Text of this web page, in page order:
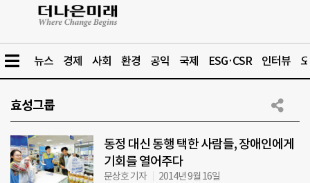
뉴스 경제 사회 환경 공익 국제 ESG·CSR 인터뷰
효성그룹
동정 대신 동행 택한 사람들, 장애인에게
기회를 열어주다
문상호 기자 2014년 9월 16일